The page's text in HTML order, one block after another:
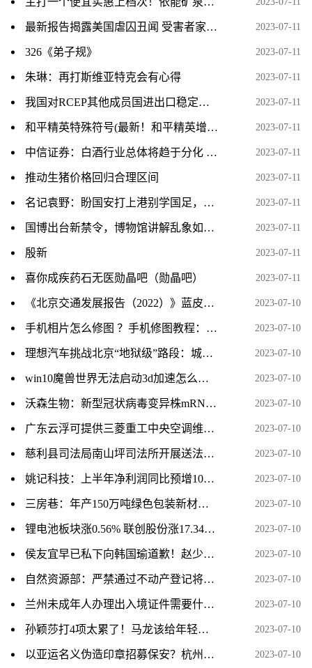
最新报告揭露美国虐囚丑闻 受害者家属：“我只想要一个答案” 2023-07-11
326《弟子规》 2023-07-11
朱琳：再打斯维亚特克会有心得 2023-07-11
我国对RCEP其他成员国进出口稳定增长 2023-07-11
和平精英特殊符号(最新！和平精英增加特殊符号功能，玩法更多元化！) 2023-07-11
中信证券：白酒行业总体将趋于分化 建议持续配置高端白酒企业 2023-07-11
推动生猪价格回归合理区间 2023-07-11
名记袁野：盼国安打上港别学国足，场上都是干瞪眼没辙 2023-07-11
国博出台新禁令，博物馆讲解乱象如何治理？ 2023-07-11
殷新 2023-07-11
喜你成疾药石无医勋晶吧（勋晶吧） 2023-07-11
《北京交通发展报告（2022）》蓝皮书发布 2023-07-10
手机相片怎么修图 ？手机修图教程：为什么你的照片总是很平淡，只需3分钟就能改善 2023-07-10
理想汽车挑战北京“地狱级”路段：城市NOA大受认可 2023-07-10
win10魔兽世界无法启动3d加速怎么解决（魔兽世界无法启动3d加速如何解决） 2023-07-10
沃森生物：新型冠状病毒变异株mRNA疫苗III期保护效力临床试验获得期中分析临床研究报告 2023-07-10
广东云浮可提供三菱重工中央空调维修服务地址在哪 2023-07-10
慈利县司法局南山坪司法所开展送法下乡活动 2023-07-10
姚记科技：上半年净利润同比预增109%-119% 2023-07-10
三房巷：年产150万吨绿色包装新材料项目投产试运行 2023-07-10
锂电池板块涨0.56% 联创股份涨17.34%居首 2023-07-10
侯友宜早已私下向韩国瑜道歉！赵少康曝黄复兴党部两人互动细节 2023-07-10
自然资源部：严禁通过不动产登记将违法用地合法化 2023-07-10
兰州未成年人办理出入境证件需要什么手续？ 2023-07-10
孙颖莎打4项太累了！马龙该给年轻人让位，刘国梁又不锻炼新人 2023-07-10
以亚运名义伪造印章招募保安？杭州上城警方：犯罪嫌疑人已被刑拘 2023-07-10